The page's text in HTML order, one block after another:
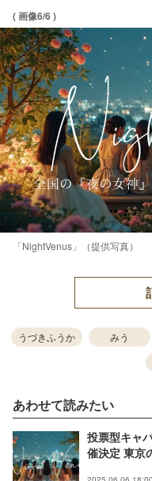
( 画像6/6 )
「NightVenus」（提供写真）
うづきふうか みう
あわせて読みたい
投票型キャ
催決定 東京